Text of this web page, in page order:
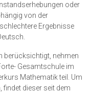
oder
von der
Ergebnisse
berücksichtigt, nehmen
Gesamtschule im
Mathematik teil. Um
dieser seit dem